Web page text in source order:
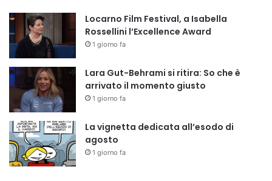
Locarno Film Festival, a Isabella
Rossellini l’Excellence Award
1 giorno fa
Lara Gut-Behrami si ritira: So che è
arrivato il momento giusto
1 giorno fa
La vignetta dedicata all’esodo di
agosto
1 giorno fa